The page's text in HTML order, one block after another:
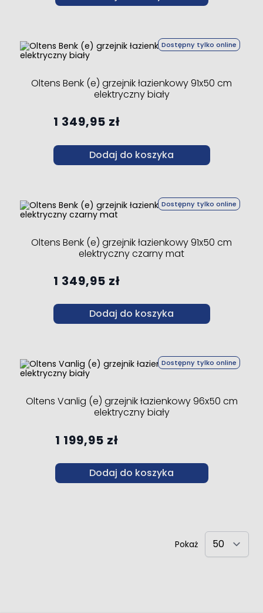
Dostępny tylko online
Oltens Benk (e) grzejnik łazienkowy 91x50 cm
elektryczny biały
1 349,95 zł
Dodaj do koszyka
Dostępny tylko online
Oltens Benk (e) grzejnik łazienkowy 91x50 cm
elektryczny czarny mat
1 349,95 zł
Dodaj do koszyka
Dostępny tylko online
Oltens Vanlig (e) grzejnik łazienkowy 96x50 cm
elektryczny biały
1 199,95 zł
Dodaj do koszyka
Pokaż